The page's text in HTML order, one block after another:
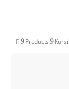
 9Products 9